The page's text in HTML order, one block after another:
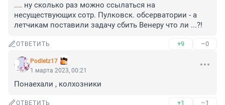
.... ну сколько раз можно ссылаться на
несуществующих сотр. Пулковск. обсерватории - а
летчикам поставили задачу сбить Венеру что ли ...?!
ОТВЕТИТЬ +9 –0
Podletz17
1 марта 2023, 00:21
Понаехали , колхозники
ОТВЕТИТЬ +1 –1